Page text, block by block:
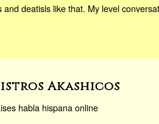
deatisls like that. My level
Akashicos
habla hispana online